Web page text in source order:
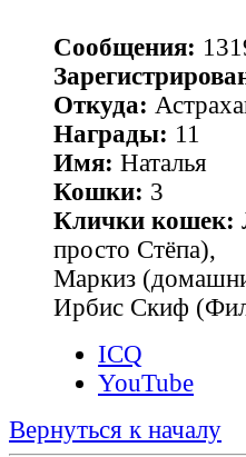
Сообщения:
Откуда:
Награды: 11
Имя: Наталья
Кошки: 3
Клички кошек:
просто Стёпа),
Маркиз
Ирбис Скиф
ICQ
YouTube
Вернуться к началу